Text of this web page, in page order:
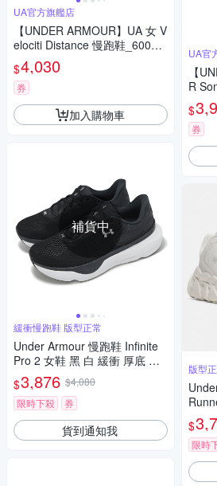
UA官方旗艦店
【UNDER ARMOUR】UA 女 V
elociti Distance 慢跑鞋_60060
31-703
$4,030
券
加入購物車
補貨中
緩衝慢跑鞋 版型正常
Under Armour 慢跑鞋 Infinite
Pro 2 女鞋 黑 白 緩衝 厚底 透
氣 運動鞋 UA 3028177001
$3,876 $4,080
限時下殺
券
貨到通知我
UA官
【
R
$
券
版型
鞋
$
限時